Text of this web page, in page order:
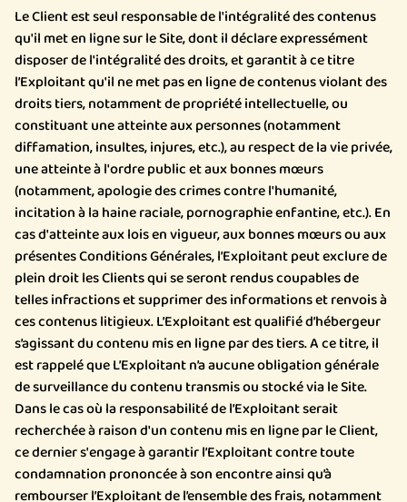
Le Client est seul responsable de l'intégralité des contenus
qu'il met en ligne sur le Site, dont il déclare expressément
disposer de l'intégralité des droits, et garantit à ce titre
l’Exploitant qu'il ne met pas en ligne de contenus violant des
droits tiers, notamment de propriété intellectuelle, ou
constituant une atteinte aux personnes (notamment
diffamation, insultes, injures, etc.), au respect de la vie privée,
une atteinte à l'ordre public et aux bonnes mœurs
(notamment, apologie des crimes contre l'humanité,
incitation à la haine raciale, pornographie enfantine, etc.). En
cas d'atteinte aux lois en vigueur, aux bonnes mœurs ou aux
présentes Conditions Générales, l’Exploitant peut exclure de
plein droit les Clients qui se seront rendus coupables de
telles infractions et supprimer des informations et renvois à
ces contenus litigieux. L’Exploitant est qualifié d’hébergeur
s’agissant du contenu mis en ligne par des tiers. A ce titre, il
est rappelé que L’Exploitant n’a aucune obligation générale
de surveillance du contenu transmis ou stocké via le Site.
Dans le cas où la responsabilité de l’Exploitant serait
recherchée à raison d'un contenu mis en ligne par le Client,
ce dernier s'engage à garantir l’Exploitant contre toute
condamnation prononcée à son encontre ainsi qu’à
rembourser l’Exploitant de l’ensemble des frais, notamment